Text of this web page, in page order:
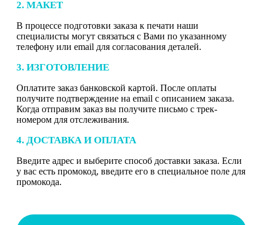
2. МАКЕТ
В процессе подготовки заказа к печати наши
специалисты могут связаться с Вами по указанному
телефону или email для согласования деталей.
3. ИЗГОТОВЛЕНИЕ
Оплатите заказ банковской картой. После оплаты
получите подтверждение на email с описанием заказа.
Когда отправим заказ вы получите письмо с трек-
номером для отслеживания.
4. ДОСТАВКА И ОПЛАТА
Введите адрес и выберите способ доставки заказа. Если
у вас есть промокод, введите его в специальное поле для
промокода.